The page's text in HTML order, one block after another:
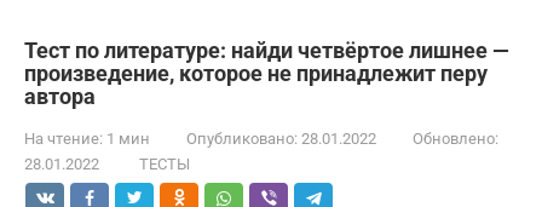
Тест по литературе: найди четвёртое лишнее —
произведение, которое не принадлежит перу
автора
На чтение: 1 мин Опубликовано: 28.01.2022
Обновлено:
28.01.2022
ТЕСТЫ